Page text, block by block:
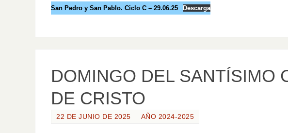
San Pedro y San Pablo. Ciclo C – 29.06.25 Descarga
DOMINGO DEL SANTÍSIMO
DE CRISTO
22 DE JUNIO DE 2025 AÑO 2024-2025